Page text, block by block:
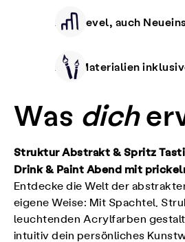
Alle Level, auch
Alle Materialien
Was dich
Struktur Abstrakt & Spritz
Drink & Paint Abend mit
Entdecke die Welt der
eigene Weise: Mit Spachtel,
leuchtenden Acrylfarben
intuitiv dein persönliches